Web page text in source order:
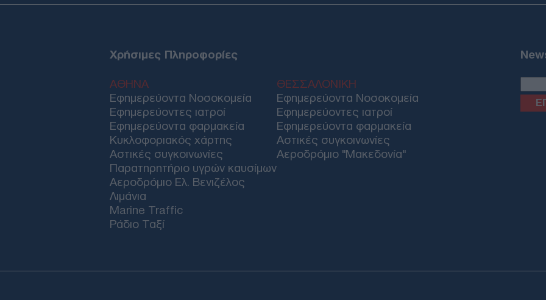
Χρήσιμες Πληροφορίες
ΑΘΗΝΑ
Εφημερεύοντα Νοσοκομεία
Εφημερεύοντες ιατροί
Εφημερεύοντα φαρμακεία
Κυκλοφοριακός χάρτης
Αστικές συγκοινωνίες
Παρατηρητήριο υγρών καυσίμων
Αεροδρόμιο Ελ. Βενιζέλος
Λιμάνια
Marine Traffic
Ράδιο Ταξί
ΘΕΣΣΑΛΟΝΙΚΗ
Εφημερεύοντα Νοσοκομεία
Εφημερεύοντες ιατροί
Εφημερεύοντα φαρμακεία
Αστικές συγκοινωνίες
Αεροδρόμιο "Μακεδονία"